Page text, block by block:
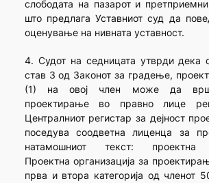
слободата на пазарот и
што предлага Уставниот суд да
оценување на нивната уставност.
4. Судот на седницата утврди дека
став 3 од Законот за градење,
(1) на овој член може да
проектирање во правно лице
Централниот регистар за дејност
поседува соодветна лиценца за
натамошниот текст: проектна
Проектна организација за
прва и втора категорија од членот